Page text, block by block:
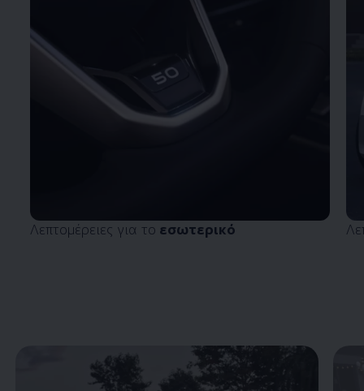
Λεπτομέρειες για το εσωτερικό
Enable fullscreen mode